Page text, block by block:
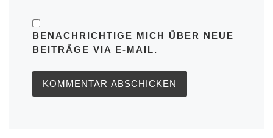
BENACHRICHTIGE MICH ÜBER NEUE
BEITRÄGE VIA E-MAIL.